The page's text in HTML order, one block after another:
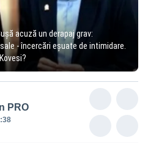
acuză un derapaj grav:
- încercări eșuate de intimidare.
PRO